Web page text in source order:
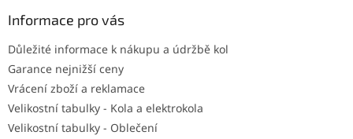
Informace pro vás
Důležité informace k nákupu a údržbě kol
Garance nejnižší ceny
Vrácení zboží a reklamace
Velikostní tabulky - Kola a elektrokola
Velikostní tabulky - Oblečení